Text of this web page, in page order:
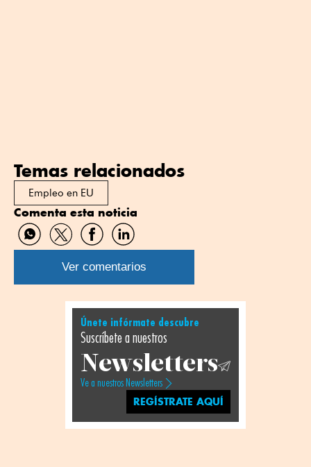
Temas relacionados
Empleo en EU
Comenta esta noticia
Compartir
por
WhatsApp
Compartir
por
Twitter
Compartir
por
Facebook
Compartir
por
Linkedin
Ver comentarios
Únete infórmate descubre
Suscríbete a nuestros
Newsletters
Ve a nuestros Newsletters
REGÍSTRATE AQUÍ